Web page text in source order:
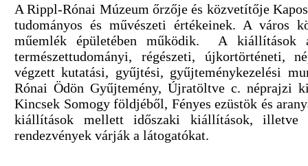
A Rippl-Rónai Múzeum őrzője és közvetítője
tudományos és művészeti értékeinek. A város
műemlék épületében működik. A kiállítások
természettudományi, régészeti, újkortörténeti,
végzett kutatási, gyűjtési, gyűjteménykezelési
Rónai Ödön Gyűjtemény, Újratöltve c. néprajzi
Kincsek Somogy földjéből, Fényes ezüstök és
kiállítások mellett időszaki kiállítások, illetve
rendezvények várják a látogatókat.